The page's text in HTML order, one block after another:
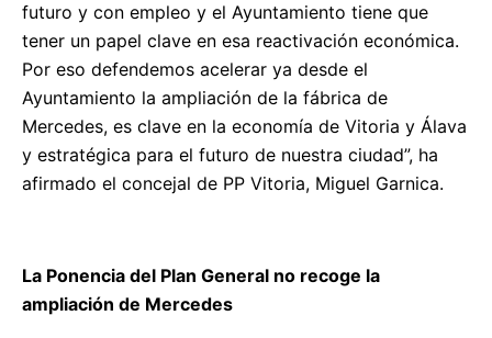
futuro y con empleo y el Ayuntamiento tiene que
tener un papel clave en esa reactivación económica.
Por eso defendemos acelerar ya desde el
Ayuntamiento la ampliación de la fábrica de
Mercedes, es clave en la economía de Vitoria y Álava
y estratégica para el futuro de nuestra ciudad”, ha
afirmado el concejal de PP Vitoria, Miguel Garnica.
La Ponencia del Plan General no recoge la
ampliación de Mercedes